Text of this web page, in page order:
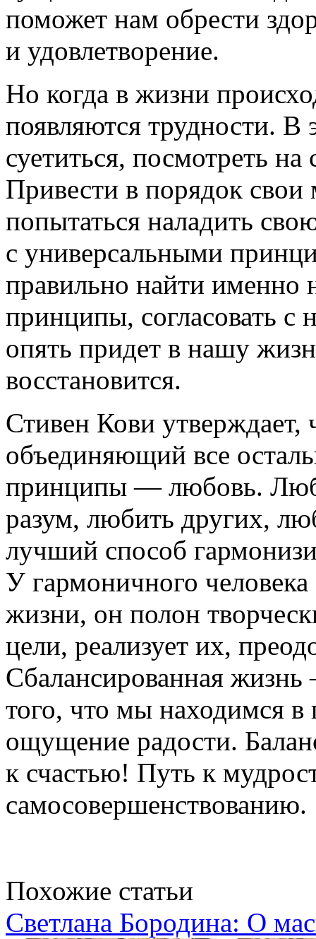
поможет нам обрести
и удовлетворение.
Но когда в жизни
появляются трудности. В
суетиться, посмотреть
Привести в порядок
попытаться наладить
с универсальными
правильно найти именно
принципы, согласовать
опять придет в нашу
восстановится.
Стивен Кови утверждает,
объединяющий все
принципы — любовь.
разум, любить других,
лучший способ
У гармоничного
жизни, он полон
цели, реализует их,
Сбалансированная
того, что мы находимся в
ощущение радости.
к счастью! Путь к
самосовершенствованию.
Похожие статьи
Светлана Бородина: О